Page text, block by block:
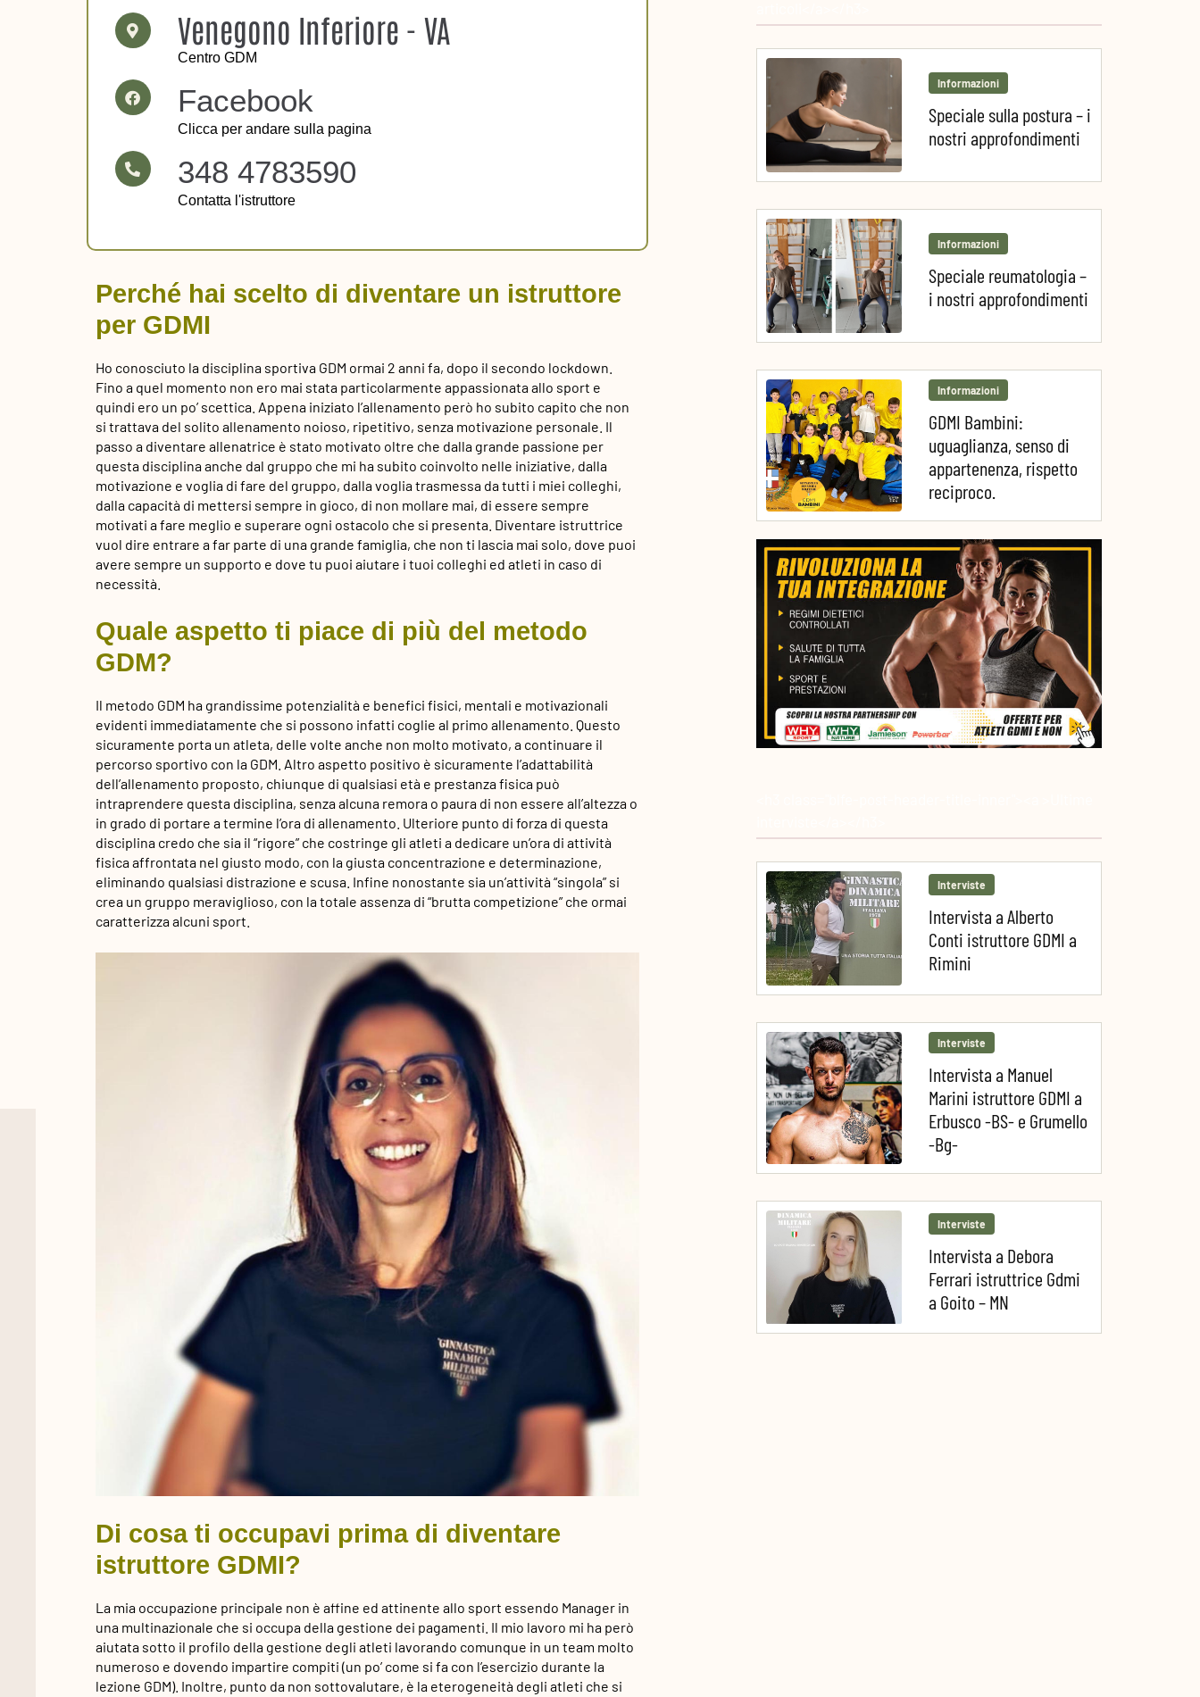
Venegono Inferiore - VA
Centro GDM
Facebook
Clicca per andare sulla pagina
348 4783590
Contatta l'istruttore
Perché hai scelto di diventare un istruttore
per GDMI
Ho conosciuto la disciplina sportiva GDM ormai 2 anni fa, dopo il secondo lockdown.
Fino a quel momento non ero mai stata particolarmente appassionata allo sport e
quindi ero un po’ scettica. Appena iniziato l’allenamento però ho subito capito che non
si trattava del solito allenamento noioso, ripetitivo, senza motivazione personale. Il
passo a diventare allenatrice è stato motivato oltre che dalla grande passione per
questa disciplina anche dal gruppo che mi ha subito coinvolto nelle iniziative, dalla
motivazione e voglia di fare del gruppo, dalla voglia trasmessa da tutti i miei colleghi,
dalla capacità di mettersi sempre in gioco, di non mollare mai, di essere sempre
motivati a fare meglio e superare ogni ostacolo che si presenta. Diventare istruttrice
vuol dire entrare a far parte di una grande famiglia, che non ti lascia mai solo, dove puoi
avere sempre un supporto e dove tu puoi aiutare i tuoi colleghi ed atleti in caso di
necessità.
Quale aspetto ti piace di più del metodo
GDM?
Il metodo GDM ha grandissime potenzialità e benefici fisici, mentali e motivazionali
evidenti immediatamente che si possono infatti coglie al primo allenamento. Questo
sicuramente porta un atleta, delle volte anche non molto motivato, a continuare il
percorso sportivo con la GDM. Altro aspetto positivo è sicuramente l’adattabilità
dell’allenamento proposto, chiunque di qualsiasi età e prestanza fisica può
intraprendere questa disciplina, senza alcuna remora o paura di non essere all’altezza o
in grado di portare a termine l’ora di allenamento. Ulteriore punto di forza di questa
disciplina credo che sia il “rigore” che costringe gli atleti a dedicare un’ora di attività
fisica affrontata nel giusto modo, con la giusta concentrazione e determinazione,
eliminando qualsiasi distrazione e scusa. Infine nonostante sia un’attività “singola” si
crea un gruppo meraviglioso, con la totale assenza di “brutta competizione” che ormai
caratterizza alcuni sport.
Di cosa ti occupavi prima di diventare
istruttore GDMI?
La mia occupazione principale non è affine ed attinente allo sport essendo Manager in
una multinazionale che si occupa della gestione dei pagamenti. Il mio lavoro mi ha però
aiutata sotto il profilo della gestione degli atleti lavorando comunque in un team molto
numeroso e dovendo impartire compiti (un po’ come si fa con l’esercizio durante la
lezione GDM). Inoltre, punto da non sottovalutare, è la eterogeneità degli atleti che si
Informazioni
Speciale sulla postura – i
nostri approfondimenti
Informazioni
Speciale reumatologia –
i nostri approfondimenti
Informazioni
GDMI Bambini:
uguaglianza, senso di
appartenenza, rispetto
reciproco.
Interviste
Intervista a Alberto
Conti istruttore GDMI a
Rimini
Interviste
Intervista a Manuel
Marini istruttore GDMI a
Erbusco -BS- e Grumello
-Bg-
Interviste
Intervista a Debora
Ferrari istruttrice Gdmi
a Goito – MN